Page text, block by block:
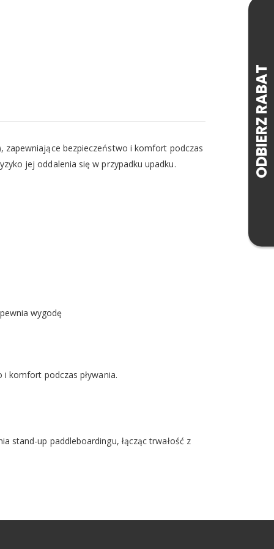
zapewniające bezpieczeństwo i komfort podczas
jej oddalenia się w przypadku upadku.
wygodę
komfort podczas pływania.
stand-up paddleboardingu, łącząc trwałość z